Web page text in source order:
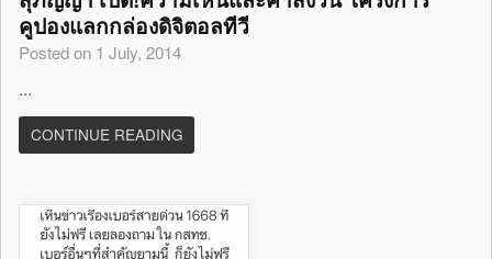
คูปองแลกกล่องดิจิตอลทีวี
Posted on 1 July, 2014
...
CONTINUE READING